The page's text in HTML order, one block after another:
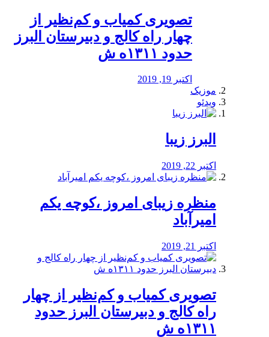
️تصویری کمیاب و کم‌نظیر از
چهار راه كالج و دبيرستان البرز
حدود ۱۳۱۱ه ش
اکتبر 19, 2019
موزیک
ویدئو
البرز زیبا
اکتبر 22, 2019
منظره‌‌ زیبای امروز ،کوچه یکم
امیرآباد
اکتبر 21, 2019
️تصویری کمیاب و کم‌نظیر از چهار
راه كالج و دبيرستان البرز حدود
۱۳۱۱ه ش